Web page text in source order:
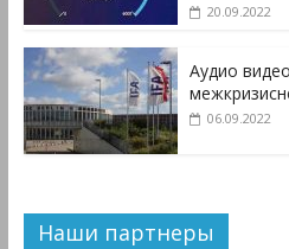
20.09.2022
Аудио
06.09.2022
Наши партнеры